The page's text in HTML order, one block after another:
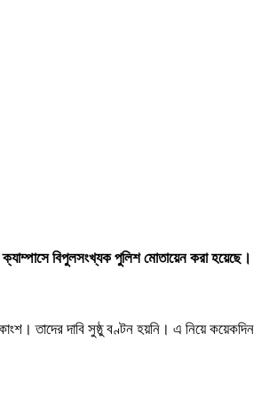
ক্যাম্পাসে বিপুলসংখ্যক পুলিশ মোতায়েন করা হয়েছে।
তাদের দাবি সুষ্ঠু বণ্টন হয়নি। এ নিয়ে কয়েকদিন